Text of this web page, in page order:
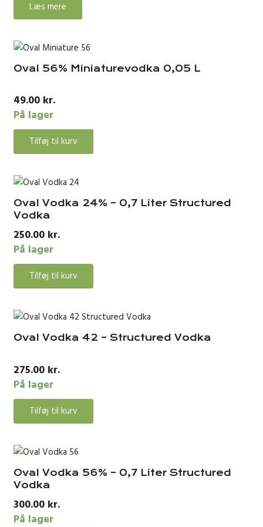
Læs mere
Oval 56% Miniaturevodka 0,05 L
49.00 kr.
På lager
Tilføj til kurv
Oval Vodka 24% – 0,7 Liter Structured
Vodka
250.00 kr.
På lager
Tilføj til kurv
Oval Vodka 42 – Structured Vodka
275.00 kr.
På lager
Tilføj til kurv
Oval Vodka 56% – 0,7 Liter Structured
Vodka
300.00 kr.
På lager